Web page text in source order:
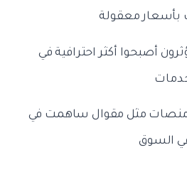
بأسعار معقولة
أصبحوا أكثر احترافية في
مثل مقوال ساهمت في
السوق